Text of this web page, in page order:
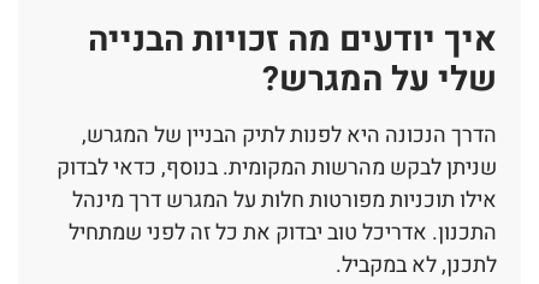
איך יודעים מה זכויות הבנייה
שלי על המגרש?
הדרך הנכונה היא לפנות לתיק הבניין של המגרש,
שניתן לבקש מהרשות המקומית. בנוסף, כדאי לבדוק
אילו תוכניות מפורטות חלות על המגרש דרך מינהל
התכנון. אדריכל טוב יבדוק את כל זה לפני שמתחיל
לתכנן, לא במקביל.